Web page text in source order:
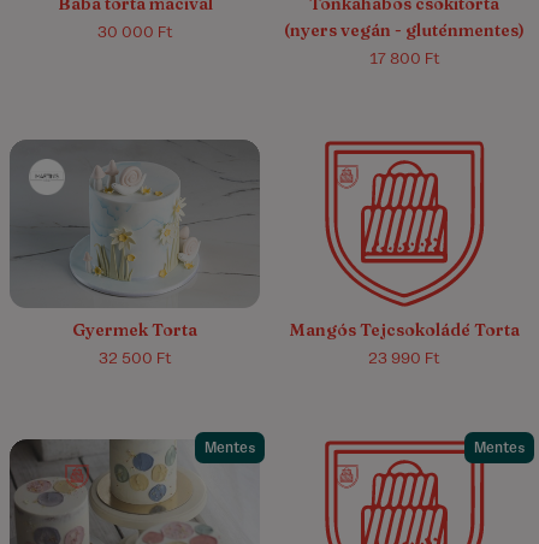
30 000 Ft
(nyers vegán - gluténmentes)
17 800 Ft
5.0/5 (1)
Gyermek Torta
32 500 Ft
Mangós Tejcsokoládé Torta
23 990 Ft
Mentes
4.6/5 (11)
Mentes
5.0/5 (5)